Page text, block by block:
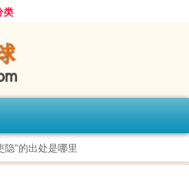
类
隐”的出处是哪里